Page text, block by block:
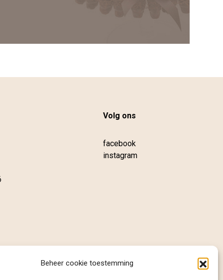
Beheer cookie toestemming
Volg ons
facebook
instagram